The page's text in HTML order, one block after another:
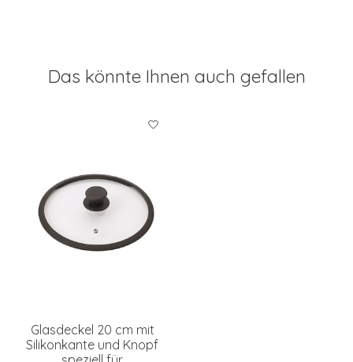
Das könnte Ihnen auch gefallen
Produkt-Karussell-Artikel
Glasdeckel 20 cm mit
Silikonkante und Knopf